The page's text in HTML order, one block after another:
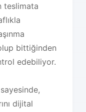
teslimata
bittiğinden
edebiliyor.
dijital